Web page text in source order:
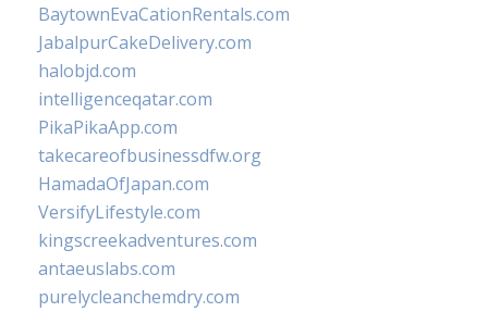
BaytownEvaCationRentals.com
JabalpurCakeDelivery.com
halobjd.com
intelligenceqatar.com
PikaPikaApp.com
takecareofbusinessdfw.org
HamadaOfJapan.com
VersifyLifestyle.com
kingscreekadventures.com
antaeuslabs.com
purelycleanchemdry.com